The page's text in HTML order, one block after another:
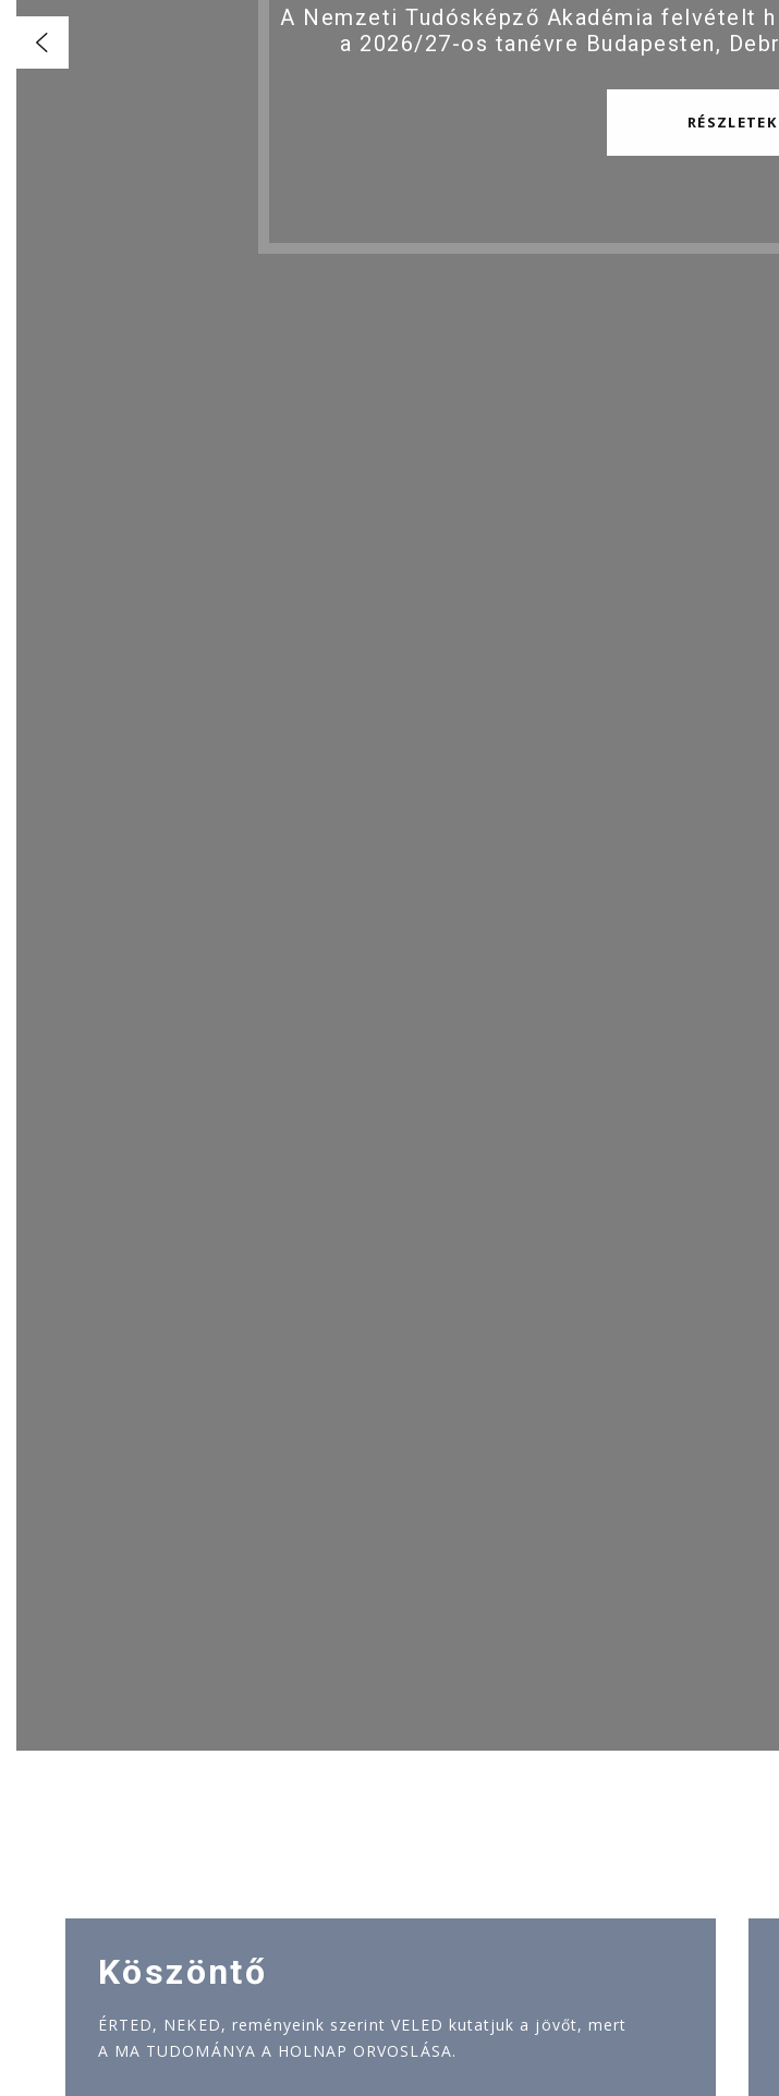
A Nemzeti Tudósképző Akadémia felvételt
a 2026/27-os tanévre Budapesten,
RÉSZLETEK
Köszöntő
ÉRTED, NEKED, reményeink szerint VELED kutatjuk a jövőt, mert
A MA TUDOMÁNYA A HOLNAP ORVOSLÁSA.